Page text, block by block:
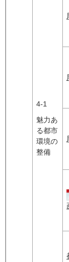
4-1
魅力あ
る都市
環境の
整備